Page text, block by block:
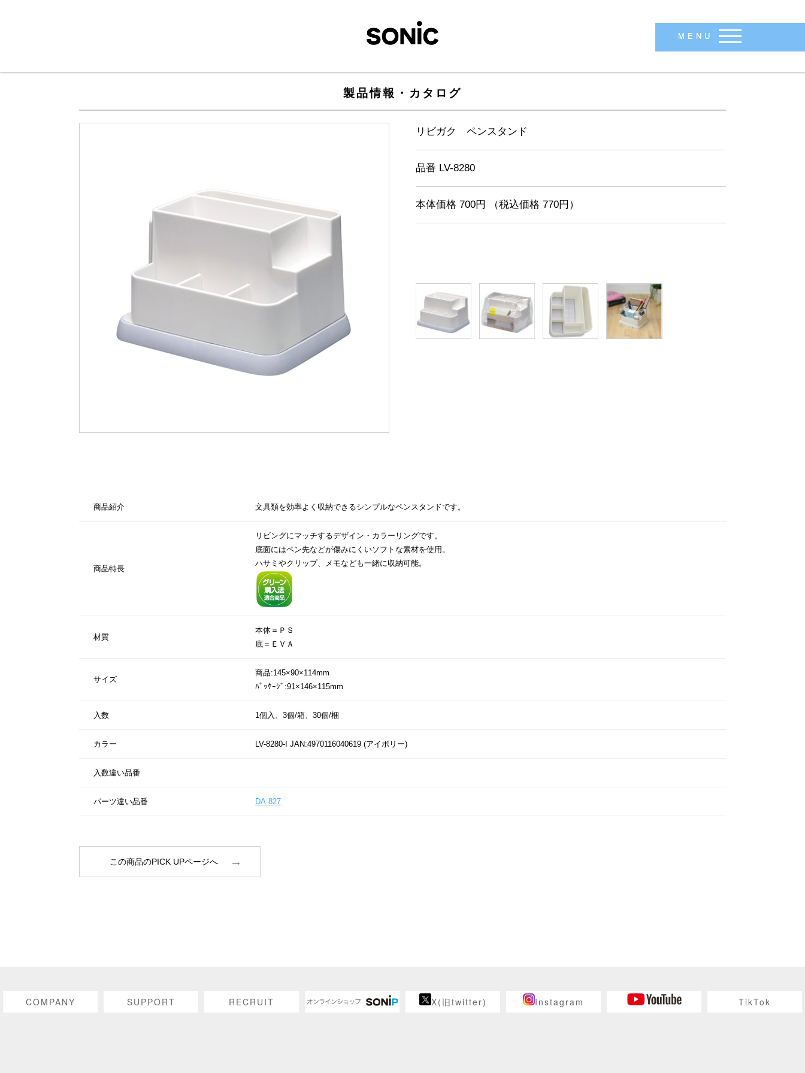
MENU
製品情報・カタログ
リビガク ペンスタンド
品番 LV-8280
本体価格 700円 （税込価格 770円）
商品紹介 文具類を効率よく収納できるシンプルなペンスタンドです。
商品特長
リビングにマッチするデザイン・カラーリングです。
底面にはペン先などが傷みにくいソフトな素材を使用。
ハサミやクリップ、メモなども一緒に収納可能。
材質
本体＝ＰＳ
底＝ＥＶＡ
サイズ
商品:145×90×114mm
ﾊﾟｯｹｰｼﾞ:91×146×115mm
入数 1個入、3個/箱、30個/梱
カラー LV-8280-I JAN:4970116040619 (アイボリー)
入数違い品番
パーツ違い品番 DA-827
この商品のPICK UPページへ
COMPANY SUPPORT RECRUIT X(旧twitter) Instagram TikTok